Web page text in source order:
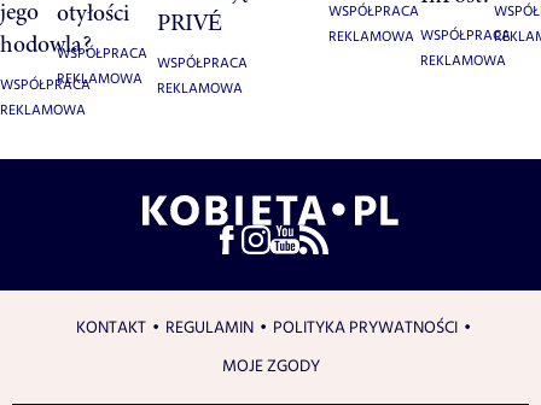
jego
hodowla?
WSPÓŁPRACA
REKLAMOWA
otyłości
WSPÓŁPRACA
REKLAMOWA
PRIVÉ
WSPÓŁPRACA
REKLAMOWA
WSPÓŁPRACA
REKLAMOWA WSPÓŁPRACA
REKLAMOWA
KONTAKT REGULAMIN
POLITYKA PRYWATNOŚCI
MOJE ZGODY